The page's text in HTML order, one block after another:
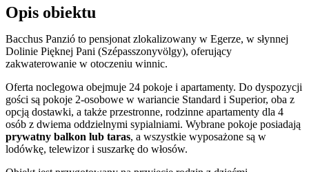
Opis obiektu
Bacchus Panzió to pensjonat zlokalizowany w Egerze, w słynnej
Dolinie Pięknej Pani (Szépasszonyvölgy), oferujący
zakwaterowanie w otoczeniu winnic.
Oferta noclegowa obejmuje 24 pokoje i apartamenty. Do dyspozycji
gości są pokoje 2-osobowe w wariancie Standard i Superior, oba z
opcją dostawki, a także przestronne, rodzinne apartamenty dla 4
osób z dwiema oddzielnymi sypialniami. Wybrane pokoje posiadają
prywatny balkon lub taras, a wszystkie wyposażone są w
lodówkę, telewizor i suszarkę do włosów.